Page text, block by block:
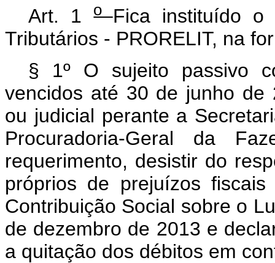
Art. 1o Fica instituído o
Tributários - PRORELIT, na
§ 1º O sujeito passivo
vencidos até 30 de junho de
ou judicial perante a
Procuradoria-Geral da
requerimento, desistir do
próprios de prejuízos
Contribuição Social sobre o
de dezembro de 2013 e
a quitação dos débitos em